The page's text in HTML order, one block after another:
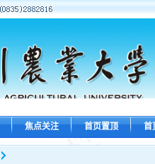
焦点关注 首页置顶 首